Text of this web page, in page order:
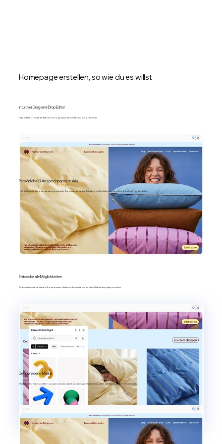
Homepage erstellen, so wie du es willst
Intuitiver Drag-and-Drop Editor
Füge mühelos Text, Bilder, Buttons und sogar ganze Abschnitte hinzu und ordne sie an.
Persönliche KI-Ansprechpartnerin Aria
Hol dir Unterstützung oder gib alles komplett ab. Aria meistert komplexe Aufgaben, erstellt Inhalte jeder Art und erledigt alles im Handumdrehen.
Entdecke alle Möglichkeiten
Entdecke tausende kostenlose Komponenten, Grafiken und Animationen, um deine Website einzigartig zu machen.
Definiere deine Marke
Wähle Schriften, Farben und Stile – sie wirken sich automatisch auf deine ganze Website aus, damit dein Branding immer einheitlich bleibt.